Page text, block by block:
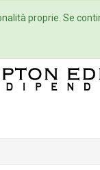
Eventiproprie. Se